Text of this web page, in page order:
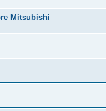
Mitsubishi